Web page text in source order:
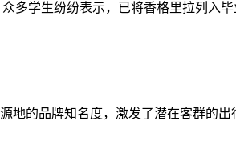
多学生纷纷表示，已将香格里拉列入毕
的品牌知名度，激发了潜在客群的